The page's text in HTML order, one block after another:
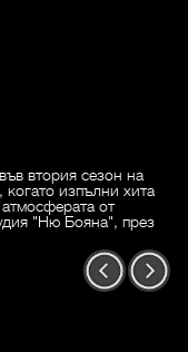
втория сезон на
изпълни хита
от
"Ню Бояна", през